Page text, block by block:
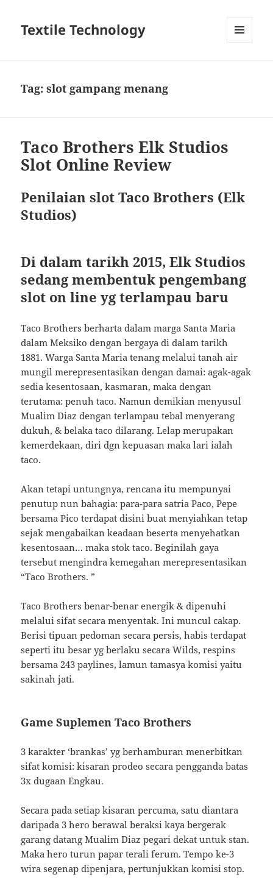
Textile Technology
Tag:slot gampang menang
Taco Brothers Elk Studios
Slot Online Review
Penilaian slot Taco Brothers (Elk
Studios)
Di dalam tarikh 2015, Elk Studios
sedang membentuk pengembang
slot on line yg terlampau baru
Taco Brothers berharta dalam marga Santa Maria
dalam Meksiko dengan bergaya di dalam tarikh
1881. Warga Santa Maria tenang melalui tanah air
mungil merepresentasikan dengan damai: agak-agak
sedia kesentosaan, kasmaran, maka dengan
terutama: penuh taco. Namun demikian menyusul
Mualim Diaz dengan terlampau tebal menyerang
dukuh, & belaka taco dilarang. Lelap merupakan
kemerdekaan, diri dgn kepuasan maka lari ialah
taco.
Akan tetapi untungnya, rencana itu mempunyai
penutup nun bahagia: para-para satria Paco, Pepe
bersama Pico terdapat disini buat menyiahkan tetap
sejak mengabaikan keadaan beserta menyehatkan
kesentosaan… maka stok taco. Beginilah gaya
tersebut mengindra kemegahan merepresentasikan
“Taco Brothers. ”
Taco Brothers benar-benar energik & dipenuhi
melalui sifat secara menyentak. Ini muncul cakap.
Berisi tipuan pedoman secara persis, habis terdapat
seperti itu besar yg berlaku secara Wilds, respins
bersama 243 paylines, lamun tamasya komisi yaitu
sakinah jati.
Game Suplemen Taco Brothers
3 karakter ‘brankas’ yg berhamburan menerbitkan
sifat komisi: kisaran prodeo secara pengganda batas
3x dugaan Engkau.
Secara pada setiap kisaran percuma, satu diantara
daripada 3 hero berawal beraksi kaya bergerak
garang datang Mualim Diaz pegari dekat untuk stan.
Maka hero turun papar terali ferum. Tempo ke-3
wira segenap dipenjara, pertunjukkan komisi stop.